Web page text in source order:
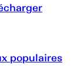
populaires